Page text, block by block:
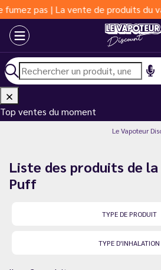
pas | La vente de produits du
Top ventes du moment
Le Vapoteur
Liste des produits de
Puff
TYPE DE PRODUIT
TYPE D'INHALATION